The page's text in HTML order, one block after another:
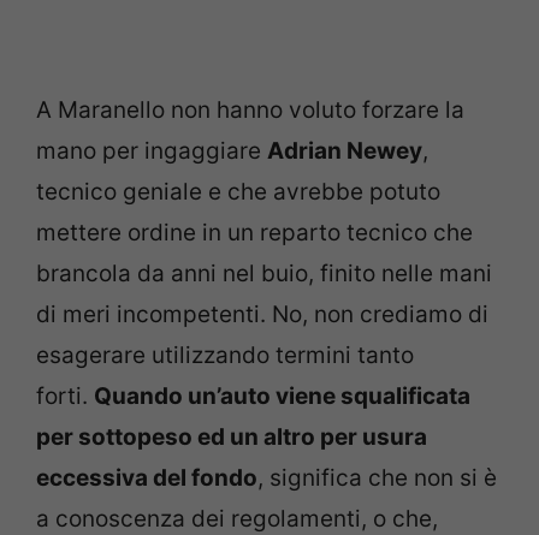
A Maranello non hanno voluto forzare la
mano per ingaggiare Adrian Newey,
tecnico geniale e che avrebbe potuto
mettere ordine in un reparto tecnico che
brancola da anni nel buio, finito nelle mani
di meri incompetenti. No, non crediamo di
esagerare utilizzando termini tanto
forti. Quando un’auto viene squalificata
per sottopeso ed un altro per usura
eccessiva del fondo, significa che non si è
a conoscenza dei regolamenti, o che,